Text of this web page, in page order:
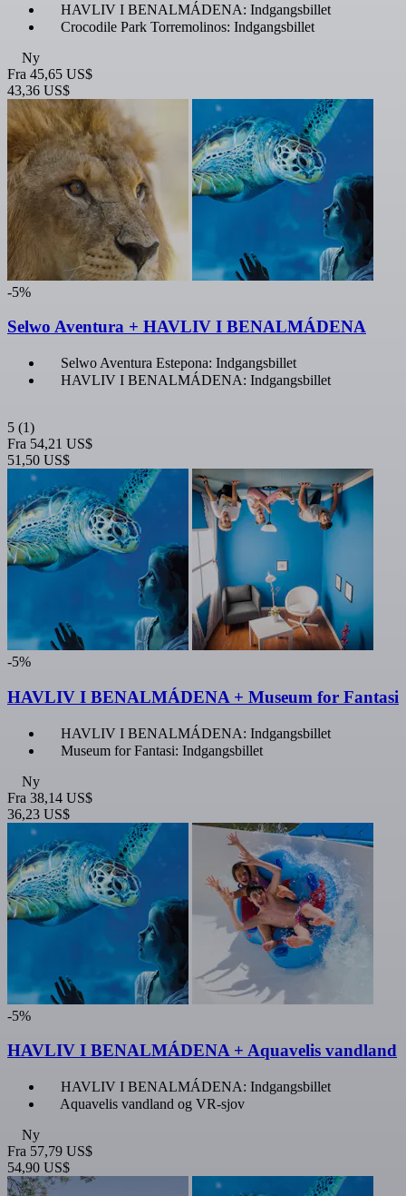
HAVLIV I BENALMÁDENA: Indgangsbillet
Crocodile Park Torremolinos: Indgangsbillet
Ny
Fra 45,65 US$
43,36 US$
-5%
Selwo Aventura + HAVLIV I BENALMÁDENA
Selwo Aventura Estepona: Indgangsbillet
HAVLIV I BENALMÁDENA: Indgangsbillet
5 (1)
Fra 54,21 US$
51,50 US$
-5%
HAVLIV I BENALMÁDENA + Museum for Fantasi
HAVLIV I BENALMÁDENA: Indgangsbillet
Museum for Fantasi: Indgangsbillet
Ny
Fra 38,14 US$
36,23 US$
-5%
HAVLIV I BENALMÁDENA + Aquavelis vandland
HAVLIV I BENALMÁDENA: Indgangsbillet
Aquavelis vandland og VR-sjov
Ny
Fra 57,79 US$
54,90 US$